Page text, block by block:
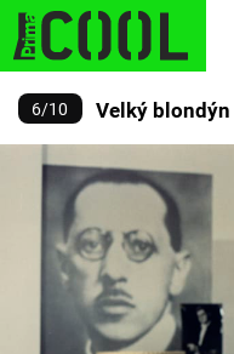
Trendy: STARHOUSE
ESCAPE PLNEJ KOTEL
Témata
6/10 Velký